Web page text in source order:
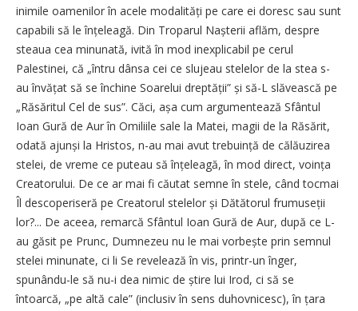
inimile oamenilor în acele modalități pe care ei doresc sau sunt
capabili să le înțeleagă. Din Troparul Nașterii aflăm, despre
steaua cea minunată, ivită în mod inexplicabil pe cerul
Palestinei, că „întru dânsa cei ce slujeau stelelor de la stea s-
au învățat să se închine Soarelui dreptății” și să-L slăvească pe
„Răsăritul Cel de sus”. Căci, așa cum argumentează Sfântul
Ioan Gură de Aur în Omiliile sale la Matei, magii de la Răsărit,
odată ajunși la Hristos, n-au mai avut trebuință de călăuzirea
stelei, de vreme ce puteau să înțeleagă, în mod direct, voința
Creatorului. De ce ar mai fi căutat semne în stele, când tocmai
Îl descoperiseră pe Creatorul stelelor și Dătătorul frumuseții
lor?... De aceea, remarcă Sfântul Ioan Gură de Aur, după ce L-
au găsit pe Prunc, Dumnezeu nu le mai vorbește prin semnul
stelei minunate, ci li Se revelează în vis, printr-un înger,
spunându-le să nu-i dea nimic de știre lui Irod, ci să se
întoarcă, „pe altă cale” (inclusiv în sens duhovnicesc), în țara